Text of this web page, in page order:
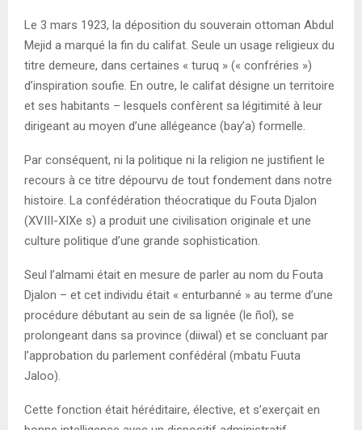
Le 3 mars 1923, la déposition du souverain ottoman Abdul
Mejid a marqué la fin du califat. Seule un usage religieux du
titre demeure, dans certaines « turuq » (« confréries »)
d’inspiration soufie. En outre, le califat désigne un territoire
et ses habitants – lesquels confèrent sa légitimité à leur
dirigeant au moyen d’une allégeance (bay’a) formelle.
Par conséquent, ni la politique ni la religion ne justifient le
recours à ce titre dépourvu de tout fondement dans notre
histoire. La confédération théocratique du Fouta Djalon
(XVIII-XIXe s) a produit une civilisation originale et une
culture politique d’une grande sophistication.
Seul l’almami était en mesure de parler au nom du Fouta
Djalon – et cet individu était « enturbanné » au terme d’une
procédure débutant au sein de sa lignée (le ñol), se
prolongeant dans sa province (diiwal) et se concluant par
l’approbation du parlement confédéral (mbatu Fuuta
Jaloo).
Cette fonction était héréditaire, élective, et s’exerçait en